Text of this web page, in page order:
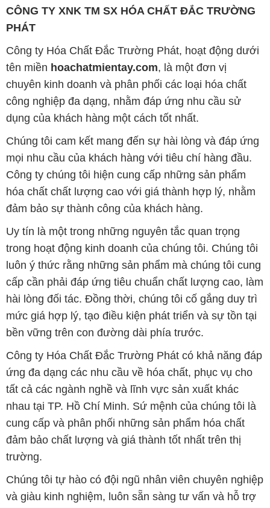
CÔNG TY XNK TM SX HÓA CHẤT ĐẮC TRƯỜNG
PHÁT
Công ty Hóa Chất Đắc Trường Phát, hoạt động dưới
tên miền hoachatmientay.com, là một đơn vị
chuyên kinh doanh và phân phối các loại hóa chất
công nghiệp đa dạng, nhằm đáp ứng nhu cầu sử
dụng của khách hàng một cách tốt nhất.
Chúng tôi cam kết mang đến sự hài lòng và đáp ứng
mọi nhu cầu của khách hàng với tiêu chí hàng đầu.
Công ty chúng tôi hiện cung cấp những sản phẩm
hóa chất chất lượng cao với giá thành hợp lý, nhằm
đảm bảo sự thành công của khách hàng.
Uy tín là một trong những nguyên tắc quan trọng
trong hoạt động kinh doanh của chúng tôi. Chúng tôi
luôn ý thức rằng những sản phẩm mà chúng tôi cung
cấp cần phải đáp ứng tiêu chuẩn chất lượng cao, làm
hài lòng đối tác. Đồng thời, chúng tôi cố gắng duy trì
mức giá hợp lý, tạo điều kiện phát triển và sự tồn tại
bền vững trên con đường dài phía trước.
Công ty Hóa Chất Đắc Trường Phát có khả năng đáp
ứng đa dạng các nhu cầu về hóa chất, phục vụ cho
tất cả các ngành nghề và lĩnh vực sản xuất khác
nhau tại TP. Hồ Chí Minh. Sứ mệnh của chúng tôi là
cung cấp và phân phối những sản phẩm hóa chất
đảm bảo chất lượng và giá thành tốt nhất trên thị
trường.
Chúng tôi tự hào có đội ngũ nhân viên chuyên nghiệp
và giàu kinh nghiệm, luôn sẵn sàng tư vấn và hỗ trợ